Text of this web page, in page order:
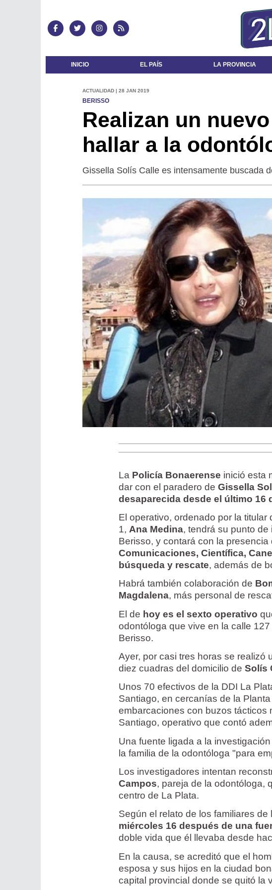
INICIO EL PAÍS LA PROVINCIA
ACTUALIDAD | 28 JAN 2019
BERISSO
Realizan un
hallar a la
Gissella Solís Calle es intensamente buscada
La Policía Bonaerense inició esta
dar con el paradero de Gissella
desaparecida desde el último 16
El operativo, ordenado por la
1, Ana Medina, tendrá su punto
Berisso, y contará con la
Comunicaciones, Científica,
búsqueda y rescate, además de
Habrá también colaboración de
Magdalena, más personal de
El de hoy es el sexto operativo
odontóloga que vive en la calle
Berisso.
Ayer, por casi tres horas se realizó
diez cuadras del domicilio deSolís
Unos 70 efectivos de la DDI La
Santiago, en cercanías de la
embarcaciones con buzos tácticos
Santiago, operativo que contó
Una fuente ligada a la
la familia de la odontóloga "para
Los investigadores intentan
Campos, pareja de la odontóloga,
centro de La Plata.
Según el relato de los familiares de
miércoles 16 después de una
doble vida que él llevaba desde
En la causa, se acreditó que el
esposa y sus hijos en la ciudad
capital provincial donde se quitó la